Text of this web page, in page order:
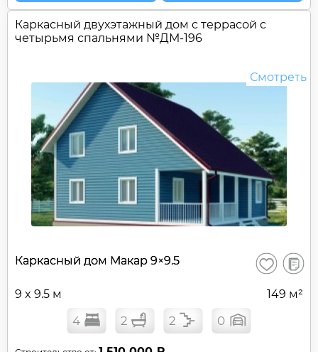
Каркасный двухэтажный дом c террасой с
четырьмя спальнями №ДМ-196
Смотреть
Каркасный дом Макар 9×9.5 Сохранить
В
9 x 9.5 м 149 м²
4 2 2 0